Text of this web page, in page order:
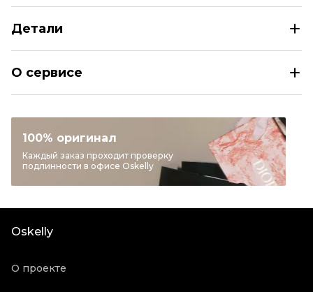
Детали
Категория
Бренд
BALENCIAGA
Материал одежды
Кожа
Продавец
О сервисе
100% оригинал
Каждый заказ проходит проверку
подлинности в офисе Oskelly
Oskelly
О проекте